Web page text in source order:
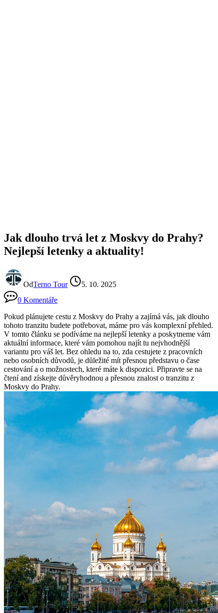
Jak dlouho trvá let z Moskvy do Prahy?
Nejlepší letenky a aktuality!
OdTerno Tour
5. 10. 2025
0 Komentáře
Pokud plánujete cestu z Moskvy do Prahy a zajímá vás, jak dlouho
tohoto tranzitu budete potřebovat, máme pro vás komplexní přehled.
V tomto článku se podíváme na nejlepší letenky a poskytneme vám
aktuální informace, které vám pomohou najít tu nejvhodnější
variantu pro váš let. Bez ohledu na to, zda cestujete z pracovních
nebo osobních důvodů, je důležité mít přesnou představu o čase
cestování a o možnostech, které máte k dispozici. Připravte se na
čtení and získejte důvěryhodnou a přesnou znalost o tranzitu z
Moskvy do Prahy.